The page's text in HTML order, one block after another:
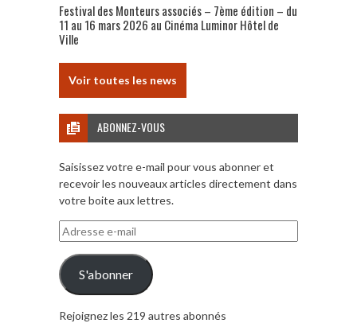
Festival des Monteurs associés – 7ème édition – du
11 au 16 mars 2026 au Cinéma Luminor Hôtel de
Ville
Voir toutes les news
ABONNEZ-VOUS
Saisissez votre e-mail pour vous abonner et
recevoir les nouveaux articles directement dans
votre boite aux lettres.
Adresse
e-
mail
S'abonner
Rejoignez les 219 autres abonnés